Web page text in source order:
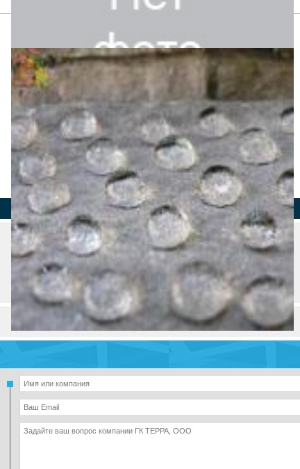
Страна
Регион
Город
Телефон
Товары и услуги (4)